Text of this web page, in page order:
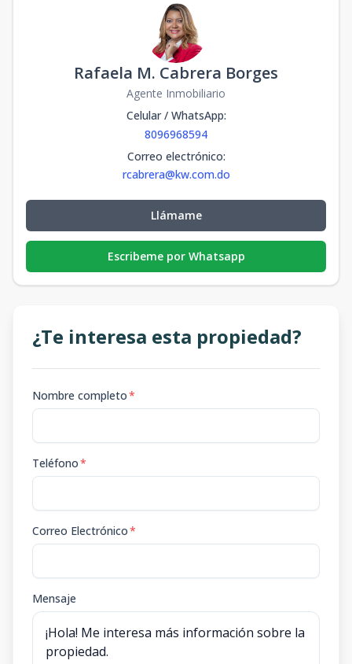
Rafaela M. Cabrera Borges
Agente Inmobiliario
Celular / WhatsApp:
8096968594
Correo electrónico:
rcabrera@kw.com.do
Llámame
Escribeme por Whatsapp
¿Te interesa esta propiedad?
Nombre completo*
Teléfono*
Correo Electrónico*
Mensaje